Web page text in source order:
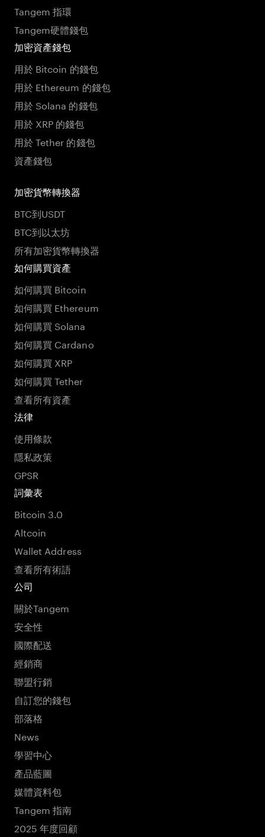
Tangem 指環
Tangem硬體錢包
加密資產錢包
用於 Bitcoin 的錢包
用於 Ethereum 的錢包
用於 Solana 的錢包
用於 XRP 的錢包
用於 Tether 的錢包
資產錢包
加密貨幣轉換器
BTC到USDT
BTC到以太坊
所有加密貨幣轉換器
如何購買資產
如何購買 Bitcoin
如何購買 Ethereum
如何購買 Solana
如何購買 Cardano
如何購買 XRP
如何購買 Tether
查看所有資產
法律
使用條款
隱私政策
GPSR
詞彙表
Bitcoin 3.0
Altcoin
Wallet Address
查看所有術語
公司
關於Tangem
安全性
國際配送
經銷商
聯盟行銷
自訂您的錢包
部落格
News
學習中心
產品藍圖
媒體資料包
Tangem 指南
2025 年度回顧